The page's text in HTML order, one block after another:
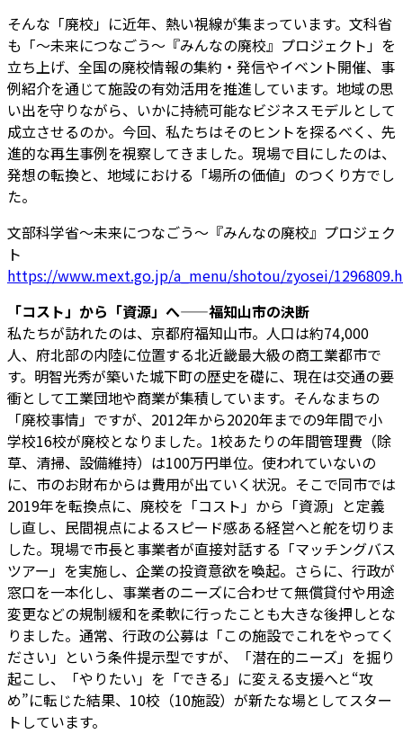
そんな「廃校」に近年、熱い視線が集まっています。文科省
も「～未来につなごう～『みんなの廃校』プロジェクト」を
立ち上げ、全国の廃校情報の集約・発信やイベント開催、事
例紹介を通じて施設の有効活用を推進しています。地域の思
い出を守りながら、いかに持続可能なビジネスモデルとして
成立させるのか。今回、私たちはそのヒントを探るべく、先
進的な再生事例を視察してきました。現場で目にしたのは、
発想の転換と、地域における「場所の価値」のつくり方でし
た。
文部科学省～未来につなごう～『みんなの廃校』プロジェク
ト
https://www.mext.go.jp/a_menu/shotou/zyosei/
「コスト」から「資源」へ——福知山市の決断
私たちが訪れたのは、京都府福知山市。人口は約74,000
人、府北部の内陸に位置する北近畿最大級の商工業都市で
す。明智光秀が築いた城下町の歴史を礎に、現在は交通の要
衝として工業団地や商業が集積しています。そんなまちの
「廃校事情」ですが、2012年から2020年までの9年間で小
学校16校が廃校となりました。1校あたりの年間管理費（除
草、清掃、設備維持）は100万円単位。使われていないの
に、市のお財布からは費用が出ていく状況。そこで同市では
2019年を転換点に、廃校を「コスト」から「資源」と定義
し直し、民間視点によるスピード感ある経営へと舵を切りま
した。現場で市長と事業者が直接対話する「マッチングバス
ツアー」を実施し、企業の投資意欲を喚起。さらに、行政が
窓口を一本化し、事業者のニーズに合わせて無償貸付や用途
変更などの規制緩和を柔軟に行ったことも大きな後押しとな
りました。通常、行政の公募は「この施設でこれをやってく
ださい」という条件提示型ですが、「潜在的ニーズ」を掘り
起こし、「やりたい」を「できる」に変える支援へと“攻
め”に転じた結果、10校（10施設）が新たな場としてスター
トしています。